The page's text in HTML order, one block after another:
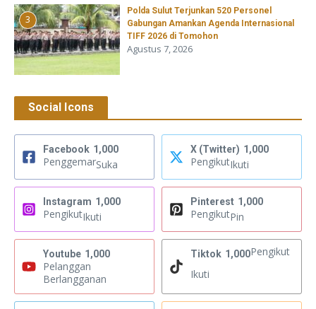
3
​Polda Sulut Terjunkan 520 Personel
Gabungan Amankan Agenda Internasional
TIFF 2026 di Tomohon
Agustus 7, 2026
Social Icons
Facebook 1,000
PenggemarSuka
X (Twitter) 1,000
PengikutIkuti
Instagram 1,000
PengikutIkuti
Pinterest 1,000
PengikutPin
Youtube 1,000
Pelanggan
Berlangganan
Tiktok 1,000Pengikut
Ikuti